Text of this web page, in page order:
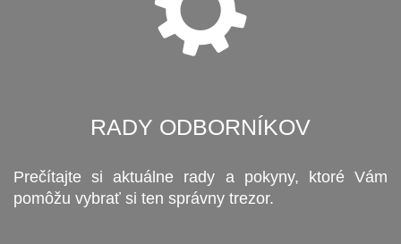
RADY ODBORNÍKOV
Prečítajte si aktuálne rady a pokyny, ktoré Vám
pomôžu vybrať si ten správny trezor.